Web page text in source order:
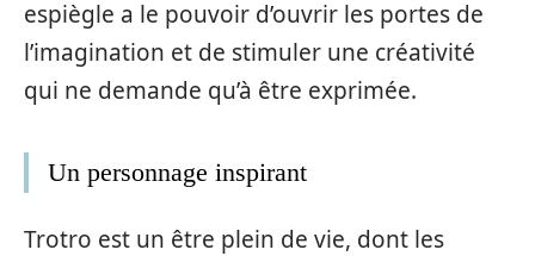
espiègle a le pouvoir d’ouvrir les portes de
l’imagination et de stimuler une créativité
qui ne demande qu’à être exprimée.
Un personnage inspirant
Trotro est un être plein de vie, dont les